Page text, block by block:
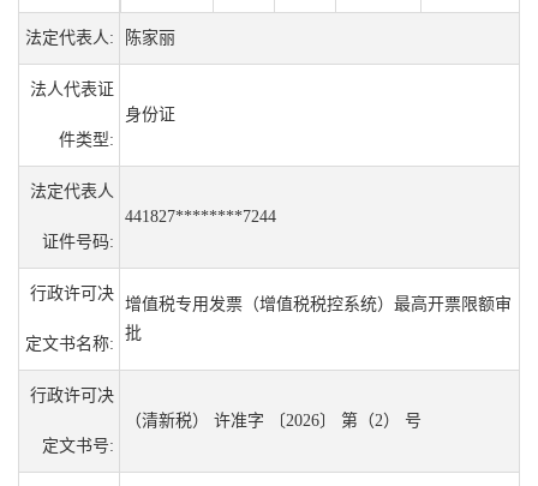
法定代表人: 陈家丽
法人代表证
件类型:
身份证
法定代表人
证件号码:
441827********7244
行政许可决
定文书名称:
增值税专用发票（增值税税控系统）最高开票限额审
批
行政许可决
定文书号:
（清新税） 许准字 〔2026〕 第（2） 号